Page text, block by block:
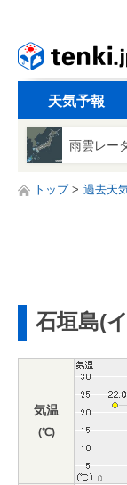
天気予報
雨雲レー
トップ 過去天
石垣島(
気温
(℃)